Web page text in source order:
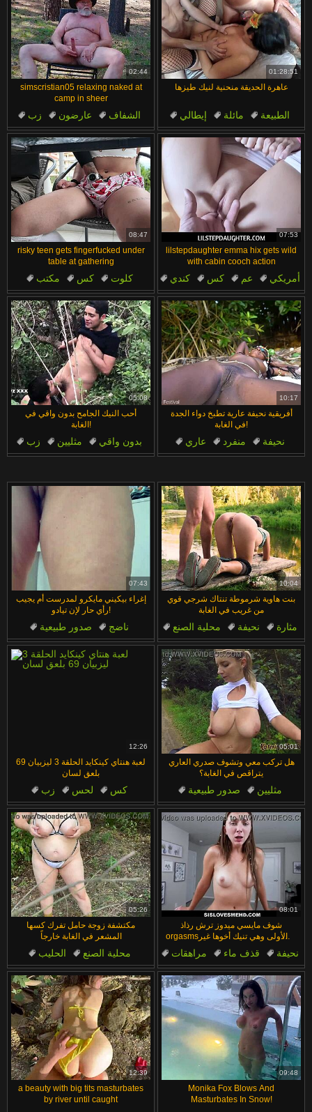
02:44
simscristian05 relaxing naked at
camp in sheer
زب عارضون
الشفاف
استرخاء
في الهواء الطلق
01:28:51
عاهرة الحديقة منحنية لنيك طيزها
إيطالي مائلة
الطبيعة
وضعية الكلب
جنس شرجي
08:47
risky teen gets fingerfucked under
table at gathering
مكتب كس
كلوت
حدائق
محرمات
07:53
lilstepdaughter emma hix gets wild
with cabin cooch action
كندي كس عم
أمريكي
الأب والبنت
05:08
أحب النيك الجامح بدون واقي في
الغابة!
زب مثليين
بدون واقي
مص
غابة
10:17
أفريقية نحيفة عارية تطبخ دواء الجدة
في الغابة!
عاري منفرد
نحيفة
خصر نحيف
أفريقي
07:43
إغراء بيكيني مايكرو لمدرست أم يجيب
رأي حار لإن تيادو!
صدور طبيعية
ناضج
ليس ابني
الطبيعة
محرمات
10:04
بنت هاوية شرموطة تنتاك شرجي قوي
من غريب في الغابة
محلية الصنع نحيفة
مثارة
مشاهد رومانسية
الطبيعة
12:26
لعبة هنتاي كينكايد الحلقة 3 ليزبيان 69
بلعق لسان
زب لحس
كس
القذف الداخلي
هنتاي
05:01
هل تركب معي وتشوف صدري العاري
يتراقص في الغابة؟
صدور طبيعية
مثليين
الطبيعة
غابة بزاز كبيرة
05:26
مكتشفة زوجة حامل تفرك كسها
المشعر في الغابة خارجاً
الحليب
محلية الصنع
كبار السن
حامل
فيديوهات عامة
08:01
شوف مايسي ميدوز ترش رذاذ
orgasmsها الأولى وهي تنيك أخوها غير
الشقيق
مراهقات قذف ماء
نحيفة
عذراء
ليس أخت
12:39
a beauty with big tits masturbates
by river until caught
09:48
Monika Fox Blows And
Masturbates In Snow!